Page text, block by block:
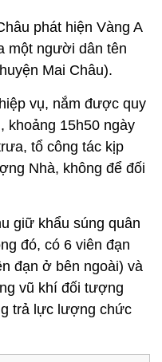
phát hiện Vàng A
một người dân tên
Mai Châu).
vụ, nắm được quy
khoảng 15h50 ngày
tổ công tác kịp
Nhà, không để đối
giữ khẩu súng quân
đó, có 6 viên đạn
đạn ở bên ngoài) và
vũ khí đối tượng
trả lực lượng chức